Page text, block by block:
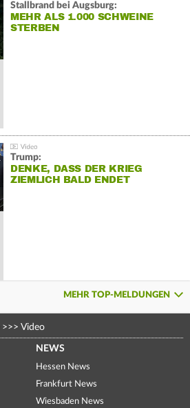
Stallbrand bei Augsburg:
MEHR ALS 1.000 SCHWEINE
STERBEN
Trump:
DENKE, DASS DER KRIEG
ZIEMLICH BALD ENDET
MEHR TOP-MELDUNGEN
>>> Video
NEWS
Hessen News
Frankfurt News
Wiesbaden News